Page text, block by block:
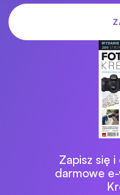
Zapisz się
darmowe